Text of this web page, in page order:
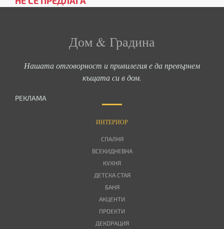
Дом & Градина
Нашата отговорност и привилегия е да превърнем
къщата си в дом.
РЕКЛАМА
ИНТЕРИОР
СПАЛНЯ
ВСЕКИДНЕВНА
КУХНЯ
ДЕТСКА СТАЯ
БАНЯ
АКЦЕНТИ
ПРОЕКТИ
ДЕКОРАЦИЯ